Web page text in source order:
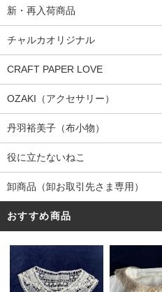
新・再入荷商品
チャルカオリジナル
CRAFT PAPER LOVE
OZAKI（アクセサリー）
丹羽裕美子（布小物）
役に立たないねこ
卸商品（卸お取引先さま専用）
おすすめ商品